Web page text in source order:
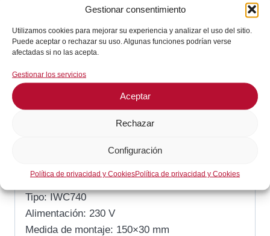
Gestionar consentimiento
Utilizamos cookies para mejorar su experiencia y analizar el uso del sitio.
Puede aceptar o rechazar su uso. Algunas funciones podrían verse
afectadas si no las acepta.
Gestionar los servicios
Aceptar
Rechazar
Configuración
Política de privacidad y CookiesPolítica de privacidad y Cookies
SKU:IWC740
Categoría:
Descripción
Descripción
Tipo: IWC740
Alimentación: 230 V
Medida de montaje: 150×30 mm